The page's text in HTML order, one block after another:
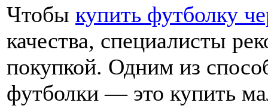
Чтобы купить футболку
качества, специалисты
покупкой. Одним из
футболки — это купить